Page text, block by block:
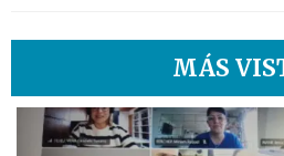
MÁS
1